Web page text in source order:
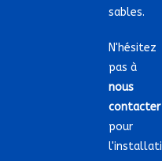
sables.
N'hésitez
pas à
nous
contacter
pour
l'installati